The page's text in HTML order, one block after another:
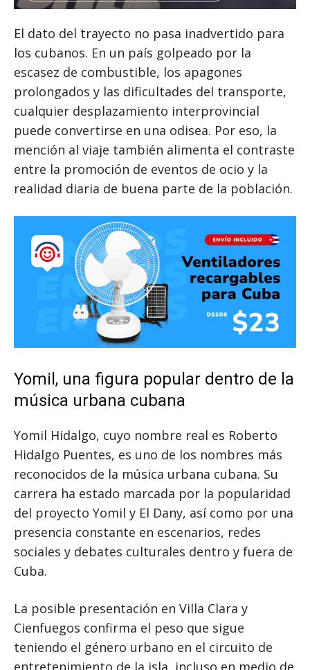
El dato del trayecto no pasa inadvertido para
los cubanos. En un país golpeado por la
escasez de combustible, los apagones
prolongados y las dificultades del transporte,
cualquier desplazamiento interprovincial
puede convertirse en una odisea. Por eso, la
mención al viaje también alimenta el contraste
entre la promoción de eventos de ocio y la
realidad diaria de buena parte de la población.
Yomil, una figura popular dentro de la
música urbana cubana
Yomil Hidalgo, cuyo nombre real es Roberto
Hidalgo Puentes, es uno de los nombres más
reconocidos de la música urbana cubana. Su
carrera ha estado marcada por la popularidad
del proyecto Yomil y El Dany, así como por una
presencia constante en escenarios, redes
sociales y debates culturales dentro y fuera de
Cuba.
La posible presentación en Villa Clara y
Cienfuegos confirma el peso que sigue
teniendo el género urbano en el circuito de
entretenimiento de la isla, incluso en medio de